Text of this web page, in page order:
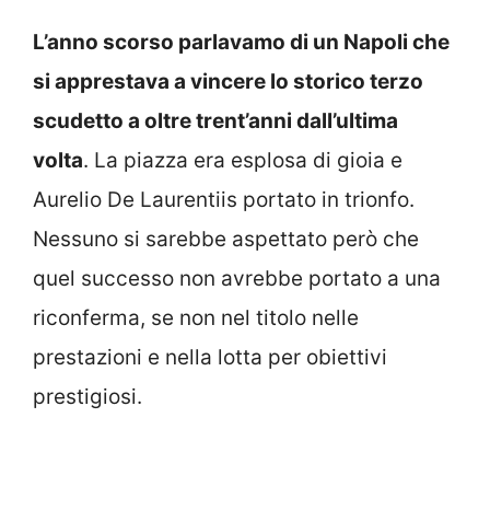
L’anno scorso parlavamo di un Napoli che
si apprestava a vincere lo storico terzo
scudetto a oltre trent’anni dall’ultima
volta. La piazza era esplosa di gioia e
Aurelio De Laurentiis portato in trionfo.
Nessuno si sarebbe aspettato però che
quel successo non avrebbe portato a una
riconferma, se non nel titolo nelle
prestazioni e nella lotta per obiettivi
prestigiosi.